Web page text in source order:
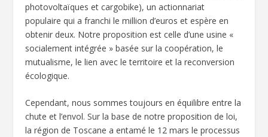
photovoltaïques et cargobike), un actionnariat
populaire qui a franchi le million d’euros et espère en
obtenir deux. Notre proposition est celle d’une usine «
socialement intégrée » basée sur la coopération, le
mutualisme, le lien avec le territoire et la reconversion
écologique.
Cependant, nous sommes toujours en équilibre entre la
chute et l’envol. Sur la base de notre proposition de loi,
la région de Toscane a entamé le 12 mars le processus